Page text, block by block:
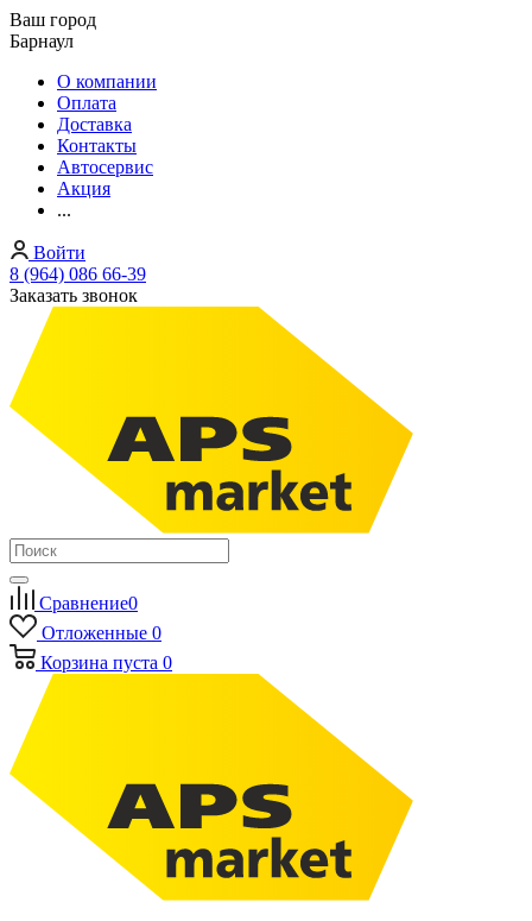
Ваш город
Барнаул
О компании
Оплата
Доставка
Контакты
Автосервис
Акция
...
Войти
8 (964) 086 66-39
Заказать звонок
Сравнение0
Отложенные 0
Корзина пуста 0